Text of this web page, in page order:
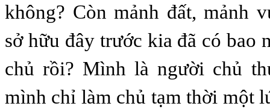
không? Còn mảnh đất, mảnh
sở hữu đây trước kia đã có bao
chủ rồi? Mình là người chủ
mình chỉ làm chủ tạm thời một